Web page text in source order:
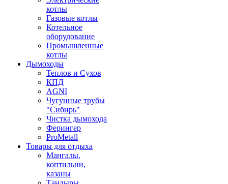
котлы
Газовые котлы
Котельное
оборудование
Промышленные
котлы
Дымоходы
Теплов и Сухов
КПД
AGNI
Чугунные трубы
"Сибирь"
Чистка дымохода
Ферингер
ProMetall
Товары для отдыха
Мангалы,
коптильни,
казаны